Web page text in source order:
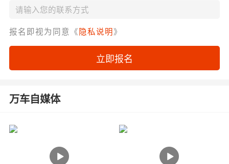
报名即视为同意《隐私说明》
立即报名
万车自媒体